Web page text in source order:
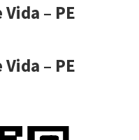
– PE
– PE